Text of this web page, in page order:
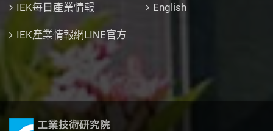
IEK每日產業情報
IEK產業情報網LINE官方
English